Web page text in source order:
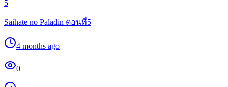
5
Saihate no Paladin ตอนที่5
4 months ago
0